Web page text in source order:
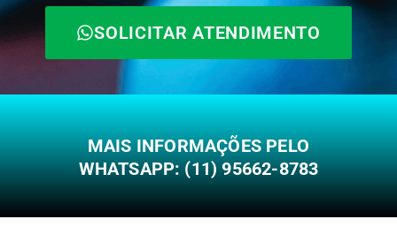
SOLICITAR ATENDIMENTO
MAIS INFORMAÇÕES PELO
WHATSAPP: (11) 95662-8783